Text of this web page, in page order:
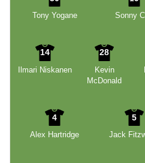
Tony Yogane
Sonny
14
Ilmari Niskanen
28
Kevin
McDonald
4
Alex Hartridge
5
Jack